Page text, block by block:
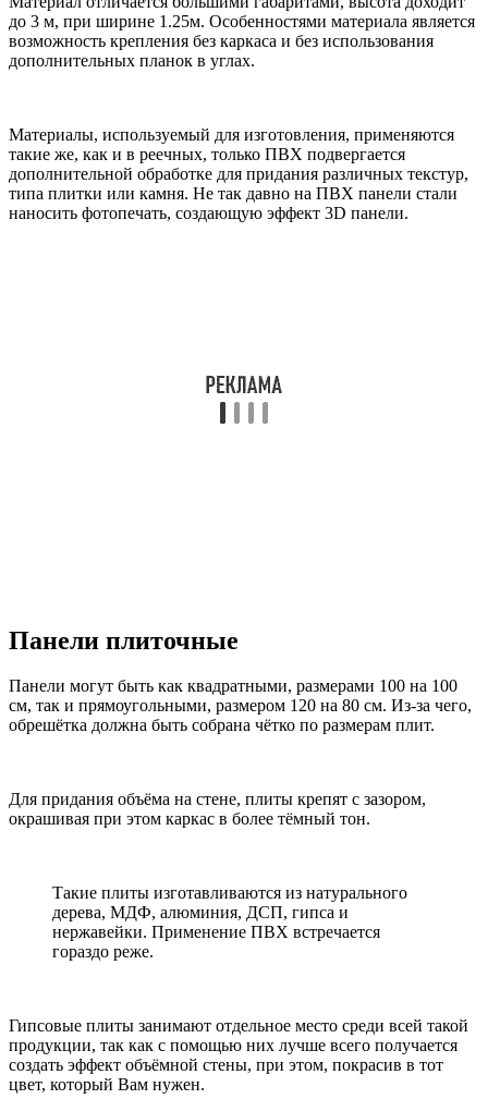
до 3 м, при ширине 1.25м. Особенностями материала является
возможность крепления без каркаса и без использования
дополнительных планок в углах.
Материалы, используемый для изготовления, применяются
такие же, как и в реечных, только ПВХ подвергается
дополнительной обработке для придания различных текстур,
типа плитки или камня. Не так давно на ПВХ панели стали
наносить фотопечать, создающую эффект 3D панели.
Панели плиточные
Панели могут быть как квадратными, размерами 100 на 100
см, так и прямоугольными, размером 120 на 80 см. Из-за чего,
обрешётка должна быть собрана чётко по размерам плит.
Для придания объёма на стене, плиты крепят с зазором,
окрашивая при этом каркас в более тёмный тон.
Такие плиты изготавливаются из натурального
дерева, МДФ, алюминия, ДСП, гипса и
нержавейки. Применение ПВХ встречается
гораздо реже.
Гипсовые плиты занимают отдельное место среди всей такой
продукции, так как с помощью них лучше всего получается
создать эффект объёмной стены, при этом, покрасив в тот
цвет, который Вам нужен.